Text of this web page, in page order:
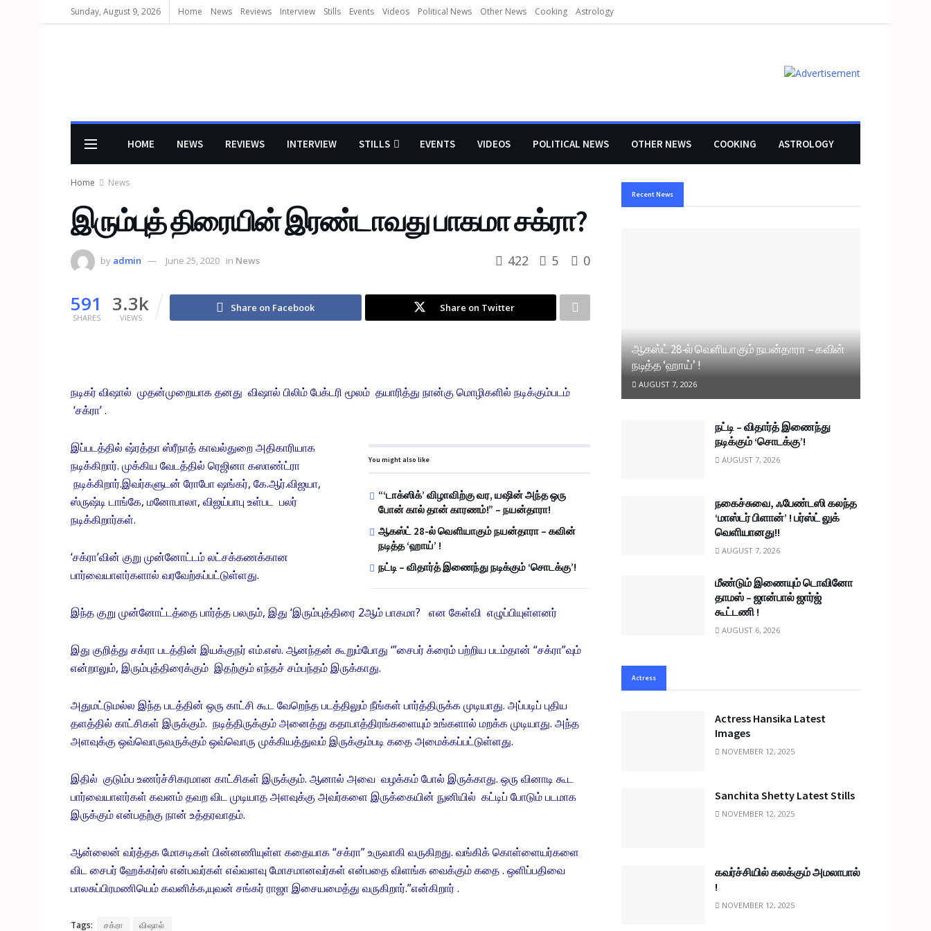
Sunday, August 9, 2026 Home News Reviews Interview Stills Events Videos Political News Other News Cooking Astrology
HOME NEWS REVIEWS INTERVIEW STILLS EVENTS VIDEOS POLITICAL NEWS OTHER NEWS COOKING ASTROLOGY
Home News
இரும்புத் திரையின் இரண்டாவது பாகமா சக்ரா?
by admin June 25, 2020 in News 422 5 0
591
SHARES
3.3k
VIEWS
Share on Facebook Share on Twitter
நடிகர் விஷால் முதன்முறையாக தனது விஷால் பிலிம் பேக்டரி மூலம் தயாரித்து நான்கு மொழிகளில் நடிக்கும்படம்
‘சக்ரா’ .
You might also like
“‘டாக்ஸிக்’ விழாவிற்கு வர, யஷின் அந்த ஒரு
போன் கால் தான் காரணம்!” – நயன்தாரா!
ஆகஸ்ட் 28-ல் வெளியாகும் நயன்தாரா – கவின்
நடித்த ‘ஹாய்’ !
நட்டி – விதார்த் இணைந்து நடிக்கும் ‘சொடக்கு’!
இப்படத்தில் ஷ்ரத்தா ஸ்ரீநாத் காவல்துறை அதிகாரியாக
நடிக்கிறார். முக்கிய வேடத்தில் ரெஜினா கஸாண்ட்ரா
நடிக்கிறார்.இவர்களுடன் ரோபோ ஷங்கர், கே.ஆர்.விஜயா,
ஸ்ருஷ்டி டாங்கே, மனோபாலா, விஜய்பாபு உள்பட பலர்
நடிக்கிறார்கள்.
‘சக்ரா’வின் குறு முன்னோட்டம் லட்சக்கணக்கான
பார்வையாளர்களால் வரவேற்கப்பட்டுள்ளது.
இந்த குறு முன்னோட்டத்தை பார்த்த பலரும், இது ‘இரும்புத்திரை 2ஆம் பாகமா? என கேள்வி எழுப்பியுள்ளனர்
இது குறித்து சக்ரா படத்தின் இயக்குநர் எம்.எஸ். ஆனந்தன் கூறும்போது ‘”சைபர் க்ரைம் பற்றிய படம்தான் “சக்ரா”வும்
என்றாலும், இரும்புத்திரைக்கும் இதற்கும் எந்தச் சம்பந்தம் இருக்காது.
அதுமட்டுமல்ல இந்த படத்தின் ஒரு காட்சி கூட வேறெந்த படத்திலும் நீங்கள் பார்த்திருக்க முடியாது. அப்படிப் புதிய
தளத்தில் காட்சிகள் இருக்கும். நடித்திருக்கும் அனைத்து கதாபாத்திரங்களையும் உங்களால் மறக்க முடியாது. அந்த
அளவுக்கு ஒவ்வொருவருக்கும் ஒவ்வொரு முக்கியத்துவம் இருக்கும்படி கதை அமைக்கப்பட்டுள்ளது.
இதில் குடும்ப உணர்ச்சிகரமான காட்சிகள் இருக்கும். ஆனால் அவை வழக்கம் போல் இருக்காது. ஒரு வினாடி கூட
பார்வையாளர்கள் கவனம் தவற விட முடியாத அளவுக்கு அவர்களை இருக்கையின் நுனியில் கட்டிப் போடும் படமாக
இருக்கும் என்பதற்கு நான் உத்தரவாதம்.
ஆன்லைன் வர்த்தக மோசடிகள் பின்னணியுள்ள கதையாக “சக்ரா” உருவாகி வருகிறது. வங்கிக் கொள்ளையர்களை
விட சைபர் ஹேக்கர்ஸ் என்பவர்கள் எவ்வளவு மோசமானவர்கள் என்பதை விளங்க வைக்கும் கதை . ஒளிப்பதிவை
பாலசுப்பிரமணியெம் கவனிக்க,யுவன் சங்கர் ராஜா இசையமைத்து வருகிறார்.”என்கிறார் .
Tags: சக்ரா விஷால்
Recent News
ஆகஸ்ட் 28-ல் வெளியாகும் நயன்தாரா – கவின்
நடித்த ‘ஹாய்’ !
AUGUST 7, 2026
நட்டி – விதார்த் இணைந்து
நடிக்கும் ‘சொடக்கு’!
AUGUST 7, 2026
நகைச்சுவை, ஃபேண்டஸி கலந்த
‘மாஸ்டர் பிளான்’ ! பர்ஸ்ட் லுக்
வெளியானது!!
AUGUST 7, 2026
மீண்டும் இணையும் டொவினோ
தாமஸ் – ஜான்பால் ஜார்ஜ்
கூட்டணி !
AUGUST 6, 2026
Actress
Actress Hansika Latest
Images
NOVEMBER 12, 2025
Sanchita Shetty Latest Stills
NOVEMBER 12, 2025
கவர்ச்சியில் கலக்கும் அமலாபால்
!
NOVEMBER 12, 2025